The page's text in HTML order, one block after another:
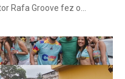
Rafa Groove fez o…